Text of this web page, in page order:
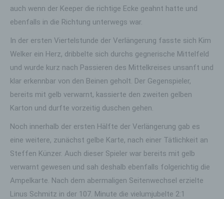
auch wenn der Keeper die richtige Ecke geahnt hatte und
ebenfalls in die Richtung unterwegs war.
In der ersten Viertelstunde der Verlängerung fasste sich Kim
Welker ein Herz, dribbelte sich durchs gegnerische Mittelfeld
und wurde kurz nach Passieren des Mittelkreises unsanft und
klar erkennbar von den Beinen geholt. Der Gegenspieler,
bereits mit gelb verwarnt, kassierte den zweiten gelben
Karton und durfte vorzeitig duschen gehen.
Noch innerhalb der ersten Hälfte der Verlängerung gab es
eine weitere, zunächst gelbe Karte, nach einer Tätlichkeit an
Steffen Künzer. Auch dieser Spieler war bereits mit gelb
verwarnt gewesen und sah deshalb ebenfalls folgerichtig die
Ampelkarte. Nach dem abermaligen Seitenwechsel erzielte
Linus Schmitz in der 107. Minute die vielumjubelte 2:1